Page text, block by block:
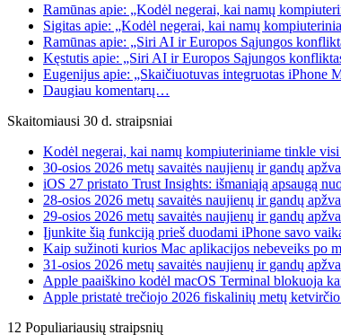
Ramūnas apie: „Kodėl negerai, kai namų
Sigitas apie: „Kodėl negerai, kai namų
Ramūnas apie: „Siri AI ir Europos Sąjungos
Kęstutis apie: „Siri AI ir Europos Sąjungos
Eugenijus apie: „Skaičiuotuvas integruotas iPhone
Daugiau komentarų…
Skaitomiausi 30 d. straipsniai
Kodėl negerai, kai namų kompiuteriniame tinkle
30-osios 2026 metų savaitės naujienų ir gandų
iOS 27 pristato Trust Insights: išmaniąją apsaugą
28-osios 2026 metų savaitės naujienų ir gandų
29-osios 2026 metų savaitės naujienų ir gandų
Įjunkite šią funkciją prieš duodami iPhone savo
Kaip sužinoti kurios Mac aplikacijos nebeveiks po
31-osios 2026 metų savaitės naujienų ir gandų
Apple paaiškino kodėl macOS Terminal blokuoja
Apple pristatė trečiojo 2026 fiskalinių metų
12 Populiariausių straipsnių